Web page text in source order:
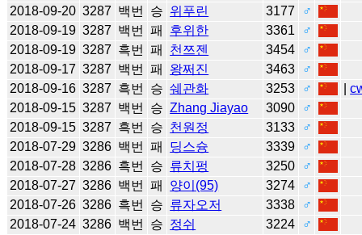
2018-09-20 3287 백번 승 위푸린 3177
♂
2018-09-19 3287 백번 패 후위한 3361
♂
2018-09-19 3287 흑번 패 천쯔젠 3454
♂
2018-09-17 3287 백번 패 왕쩌진 3463
♂
2018-09-16 3287 흑번 승 쉐관화 3253 ♂ |
2018-09-15 3287 백번 승 Zhang Jiayao 3090
♂
2018-09-15 3287 흑번 승 천원정 3133
♂
2018-07-29 3286 백번 패 딩스슝 3339
♂
2018-07-28 3286 흑번 승 류치펑 3250
♂
2018-07-27 3286 백번 패 양이(95) 3274
♂
2018-07-26 3286 흑번 승 류자오저 3338
♂
2018-07-24 3286 백번 승 정쉬 3224
♂